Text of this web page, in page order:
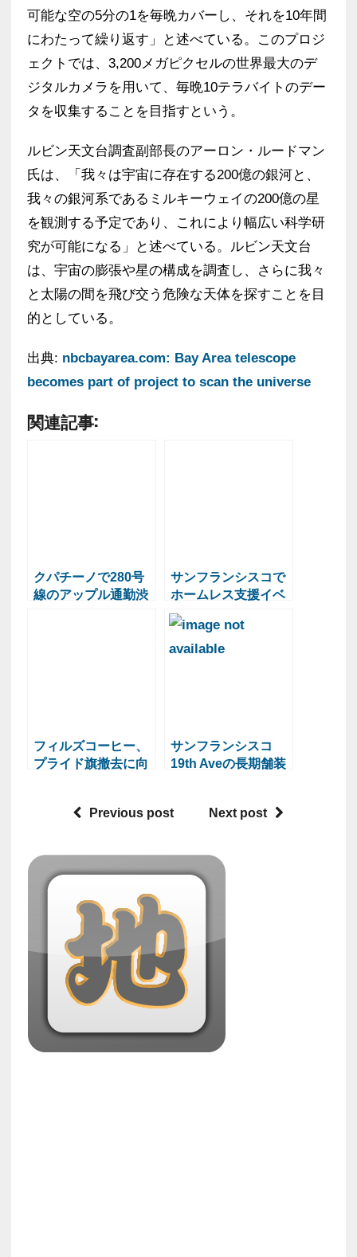
可能な空の5分の1を毎晩カバーし、それを10年間
にわたって繰り返す」と述べている。このプロジ
ェクトでは、3,200メガピクセルの世界最大のデ
ジタルカメラを用いて、毎晩10テラバイトのデー
タを収集することを目指すという。
ルビン天文台調査副部長のアーロン・ルードマン
氏は、「我々は宇宙に存在する200億の銀河と、
我々の銀河系であるミルキーウェイの200億の星
を観測する予定であり、これにより幅広い科学研
究が可能になる」と述べている。ルビン天文台
は、宇宙の膨張や星の構成を調査し、さらに我々
と太陽の間を飛び交う危険な天体を探すことを目
的としている。
出典: nbcbayarea.com: Bay Area telescope
becomes part of project to scan the universe
関連記事:
クパチーノで280号
線のアップル通勤渋
サンフランシスコで
ホームレス支援イベ
ントが開催される
フィルズコーヒー、
プライド旗撤去に向
サンフランシスコ
19th Aveの長期舗装
Previous post Next post